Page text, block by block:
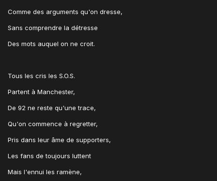
Comme des arguments qu'on dresse,
Sans comprendre la détresse
Des mots auquel on ne croit.
Tous les cris les S.O.S.
Partent à Manchester,
De 92 ne reste qu'une trace,
Qu'on commence à regretter,
Pris dans leur âme de supporters,
Les fans de toujours luttent
Mais l'ennui les ramène,